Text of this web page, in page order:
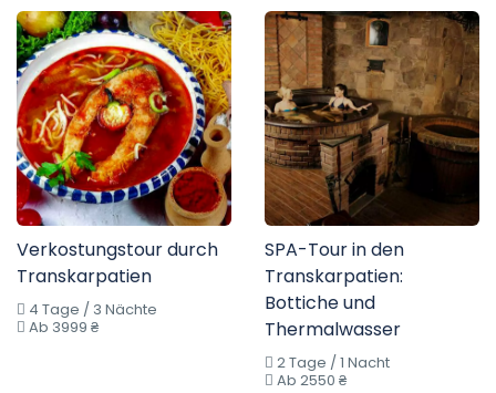
Verkostungstour durch
Transkarpatien
4 Tage / 3 Nächte
Ab 3999 ₴
SPA-Tour in den
Transkarpatien:
Bottiche und
Thermalwasser
2 Tage / 1 Nacht
Ab 2550 ₴